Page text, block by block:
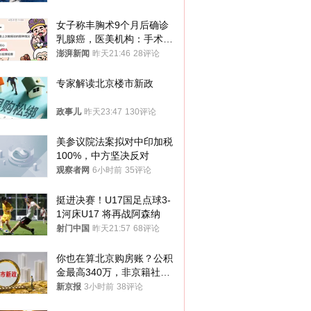
女子称丰胸术9个月后确诊
乳腺癌，医美机构：手术不
可能引发癌症，建议走司法
澎湃新闻 昨天21:46 28评论
专家解读北京楼市新政
政事儿 昨天23:47 130评论
美参议院法案拟对中印加税
100%，中方坚决反对
观察者网 6小时前 35评论
挺进决赛！U17国足点球3-
1河床U17 将再战阿森纳
射门中国 昨天21:57 68评论
你也在算北京购房账？公积
金最高340万，非京籍社保
1年
新京报 3小时前 38评论